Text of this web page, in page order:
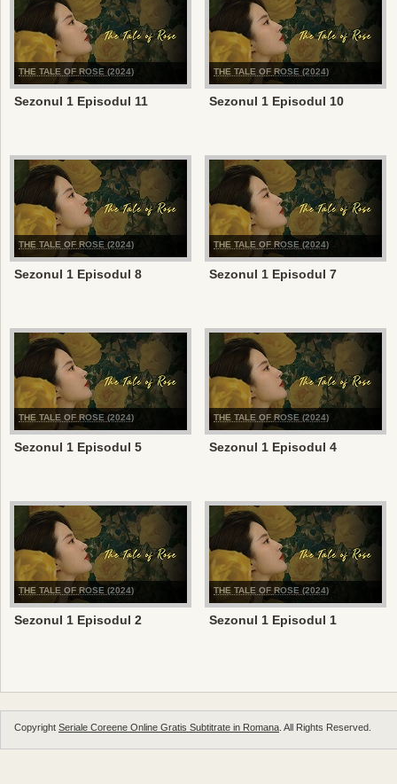
THE TALE OF ROSE (2024)
Sezonul 1 Episodul 11
THE TALE OF ROSE (2024)
Sezonul 1 Episodul 10
THE TALE OF ROSE (2024)
Sezonul 1 Episodul 8
THE TALE OF ROSE (2024)
Sezonul 1 Episodul 7
THE TALE OF ROSE (2024)
Sezonul 1 Episodul 5
THE TALE OF ROSE (2024)
Sezonul 1 Episodul 4
THE TALE OF ROSE (2024)
Sezonul 1 Episodul 2
THE TALE OF ROSE (2024)
Sezonul 1 Episodul 1
Copyright Seriale Coreene Online Gratis Subtitrate in Romana . All Rights Reserved.